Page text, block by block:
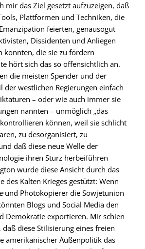
mir das Ziel gesetzt aufzuzeigen, daß
Plattformen und Techniken, die
feierten, genausogut
Dissidenten und Anliegen
konnten, die sie zu fördern
hört sich das so offensichtlich an.
die meisten Spender und der
der westlichen Regierungen einfach
– oder wie auch immer sie
nannten – unmöglich „das
können, weil sie schlicht
zu desorganisiert, zu
daß diese neue Welle der
ihren Sturz herbeiführen
wurde diese Ansicht durch das
des Kalten Krieges gestützt: Wenn
und Photokopierer die Sowjetunion
Blogs und Social Media den
Demokratie exportieren. Mir schien
diese Stilisierung eines freien
amerikanischer Außenpolitik das